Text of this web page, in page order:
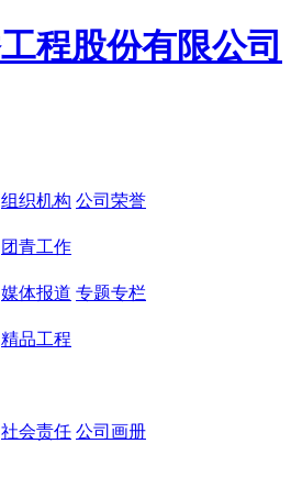
组织机构 公司荣誉
团青工作
媒体报道 专题专栏
精品工程
社会责任 公司画册